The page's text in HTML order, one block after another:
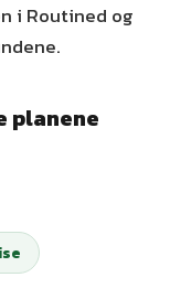
i Routined og
planene